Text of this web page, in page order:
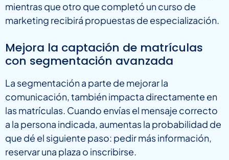
mientras que otro que completó un curso de
marketing recibirá propuestas de especialización.
Mejora la captación de matrículas
con segmentación avanzada
La segmentación a parte de mejorar la
comunicación, también impacta directamente en
las matrículas. Cuando envías el mensaje correcto
a la persona indicada, aumentas la probabilidad de
que dé el siguiente paso: pedir más información,
reservar una plaza o inscribirse.